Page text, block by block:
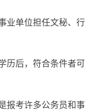
单位担任文秘、行
后，符合条件者可
考许多公务员和事